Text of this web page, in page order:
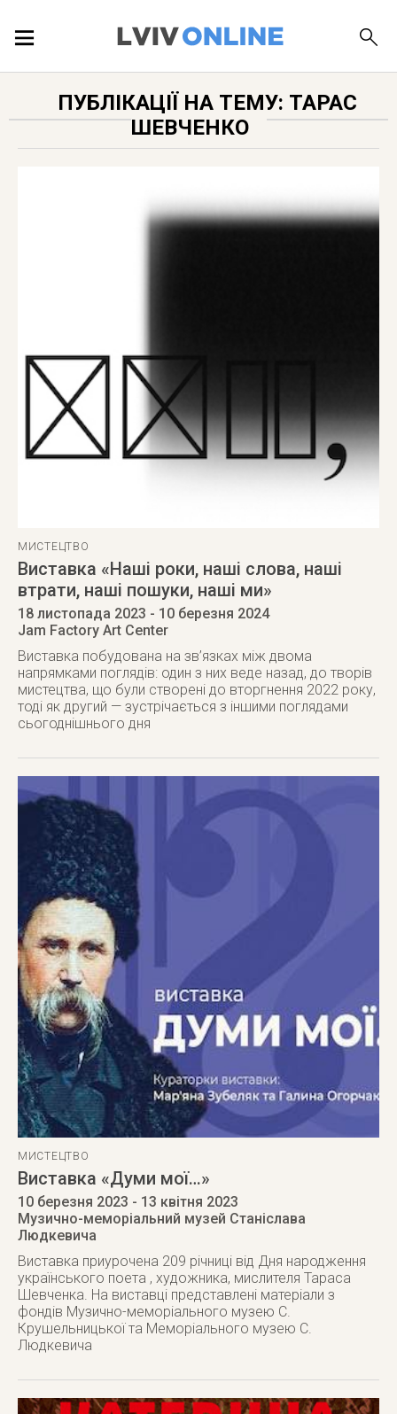
ПУБЛІКАЦІЇ НА ТЕМУ: ТАРАС
ШЕВЧЕНКО
МИСТЕЦТВО
Виставка «Наші роки, наші слова, наші
втрати, наші пошуки, наші ми»
18 листопада 2023 - 10 березня 2024
Jam Factory Art Center
Виставка побудована на зв’язках між двома
напрямками поглядів: один з них веде назад, до творів
мистецтва, що були створені до вторгнення 2022 року,
тоді як другий — зустрічається з іншими поглядами
сьогоднішнього дня
МИСТЕЦТВО
Виставка «Думи мої…»
10 березня 2023 - 13 квітня 2023
Музично-меморіальний музей Станіслава
Людкевича
Виставка приурочена 209 річниці від Дня народження
українського поета , художника, мислителя Тараса
Шевченка. На виставці представлені матеріали з
фондів Музично-меморіального музею С.
Крушельницької та Меморіального музею С.
Людкевича